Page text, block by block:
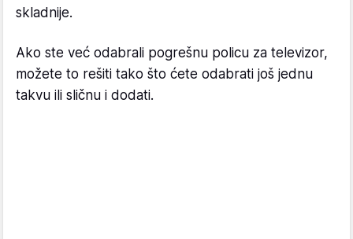
skladnije.
Ako ste već odabrali pogrešnu policu za televizor,
možete to rešiti tako što ćete odabrati još jednu
takvu ili sličnu i dodati.